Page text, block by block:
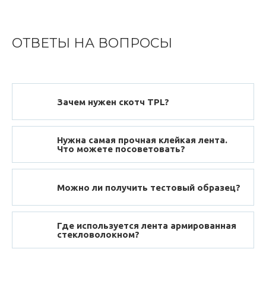
ОТВЕТЫ НА ВОПРОСЫ
Зачем нужен скотч TPL?
Нужна самая прочная клейкая лента.
Что можете посоветовать?
Можно ли получить тестовый образец?
Где используется лента армированная
стекловолокном?